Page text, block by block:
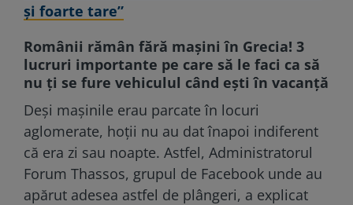
şi foarte tare”
Românii rămân fără mașini în Grecia! 3
lucruri importante pe care să le faci ca să
nu ți se fure vehiculul când ești în vacanță
Deși mașinile erau parcate în locuri
aglomerate, hoții nu au dat înapoi indiferent
că era zi sau noapte. Astfel, Administratorul
Forum Thassos, grupul de Facebook unde au
apărut adesea astfel de plângeri, a explicat